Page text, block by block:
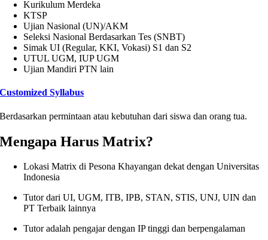
Kurikulum Merdeka
KTSP
Ujian Nasional (UN)/AKM
Seleksi Nasional Berdasarkan Tes (SNBT)
Simak UI (Regular, KKI, Vokasi) S1 dan S2
UTUL UGM, IUP UGM
Ujian Mandiri PTN lain
Customized Syllabus
Berdasarkan permintaan atau kebutuhan dari siswa dan orang tua.
Mengapa Harus Matrix?
Lokasi Matrix di Pesona Khayangan dekat dengan Universitas
Indonesia
Tutor dari UI, UGM, ITB, IPB, STAN, STIS, UNJ, UIN dan
PT Terbaik lainnya
Tutor adalah pengajar dengan IP tinggi dan berpengalaman